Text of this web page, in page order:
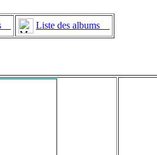
Liste des albums